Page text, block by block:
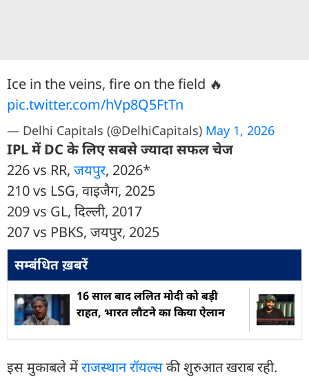
Ice in the veins, fire on the field 🔥
pic.twitter.com/hVp8Q5FtTn
— Delhi Capitals (@DelhiCapitals) May 1, 2026
IPL में DC के लिए सबसे ज्यादा सफल चेज
226 vs RR, जयपुर, 2026*
210 vs LSG, वाइजैग, 2025
209 vs GL, दिल्ली, 2017
207 vs PBKS, जयपुर, 2025
सम्बंधित ख़बरें
16 साल बाद ललित मोदी को बड़ी
राहत, भारत लौटने का किया ऐलान
इस मुकाबले मेंराजस्थान रॉयल्सकी शुरुआत खराब रही.